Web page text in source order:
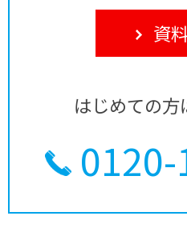
資
はじめての方